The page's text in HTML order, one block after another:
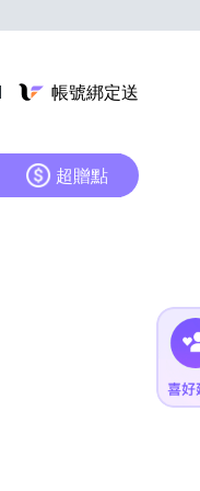
帳號綁定送
超贈點